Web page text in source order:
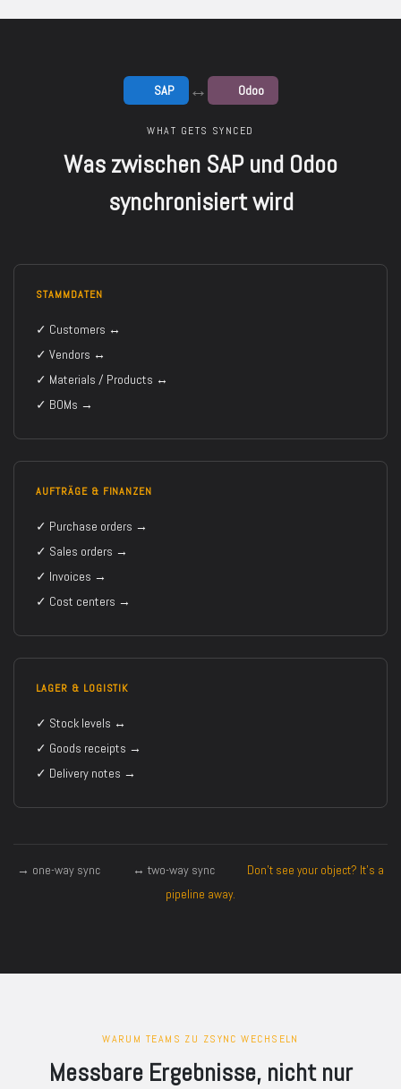
SAP ↔ Odoo
WHAT GETS SYNCED
Was zwischen SAP und Odoo
synchronisiert wird
STAMMDATEN
✓ Customers ↔
✓ Vendors ↔
✓ Materials / Products ↔
✓ BOMs →
AUFTRÄGE & FINANZEN
✓ Purchase orders →
✓ Sales orders →
✓ Invoices →
✓ Cost centers →
LAGER & LOGISTIK
✓ Stock levels ↔
✓ Goods receipts →
✓ Delivery notes →
→ one-way sync ↔ two-way sync
Don't see your object? It's a
pipeline away.
WARUM TEAMS ZU ZSYNC WECHSELN
Messbare Ergebnisse, nicht nur